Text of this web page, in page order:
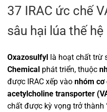
37 IRAC ức chế
sâu hại lúa thế
Oxazosulfyl là hoạt chất trừ
Chemical phát triển, thuộc
được IRAC xếp vào nhóm cơ
acetylcholine transporter
chất được kỳ vọng trở thành